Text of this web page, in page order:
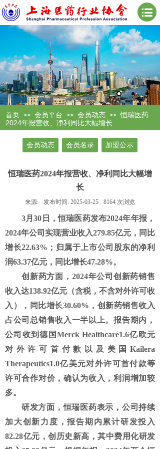
首页 >> 会员平台 >> 会员动态 >> 恒瑞医药
2024年报营收、净利同比大幅增长
会员动态 会员名录 加盟公示
恒瑞医药2024年报营收、净利同比大幅增
长
来源: 发布时间: 2025-03-25 8164 次浏览
3月30日，恒瑞医药发布2024年年报，
2024年公司实现营业收入279.85亿元，同比
增长22.63%；归属于上市公司股东的净利
润63.37亿元，同比增长47.28%。
创新药方面， 2024年公司创新药销售
收入达138.92亿元（含税，不含对外许可收
入），同比增长30.60%，创新药销售收入
占公司总销售收入一半以上。报告期内，
公司收到德国Merck Healthcare1.6亿欧元
对外许可首付款以及美国Kailera
Therapeutics1.0亿美元对外许可首付款等
许可合作对价，确认为收入，利润增加较
多。
研发方面，恒瑞医药表示，公司持续
加大创新力度，报告期内累计研发投入
82.28亿元，创历史新高，其中费用化研发